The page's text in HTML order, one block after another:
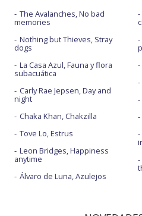
The Avalanches, No bad
memories
Nothing but Thieves, Stray
dogs
La Casa Azul, Fauna y flora
subacuática
Carly Rae Jepsen, Day and
night
Chaka Khan, Chakzilla
Tove Lo, Estrus
Leon Bridges, Happiness
anytime
Álvaro de Luna, Azulejos